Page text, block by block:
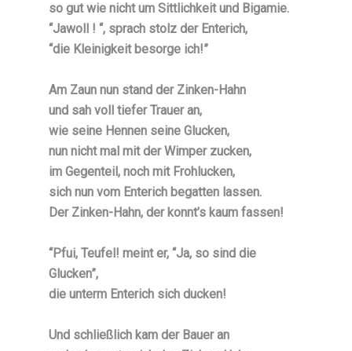
so gut wie nicht um Sittlichkeit und Bigamie.
“Jawoll ! “, sprach stolz der Enterich,
“die Kleinigkeit besorge ich!”
Am Zaun nun stand der Zinken-Hahn
und sah voll tiefer Trauer an,
wie seine Hennen seine Glucken,
nun nicht mal mit der Wimper zucken,
im Gegenteil, noch mit Frohlucken,
sich nun vom Enterich begatten lassen.
Der Zinken-Hahn, der konnt’s kaum fassen!
“Pfui, Teufel! meint er, “Ja, so sind die
Glucken”,
die unterm Enterich sich ducken!
Und schließlich kam der Bauer an